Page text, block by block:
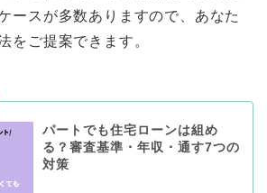
ースが多数ありますので、あなた
をご提案できます。
パートでも住宅ローンは組め
る？審査基準・年収・通す7つの
対策